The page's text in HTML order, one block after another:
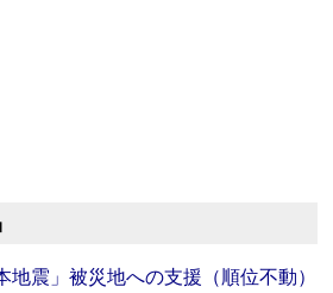
地震」被災地への支援（順位不動）